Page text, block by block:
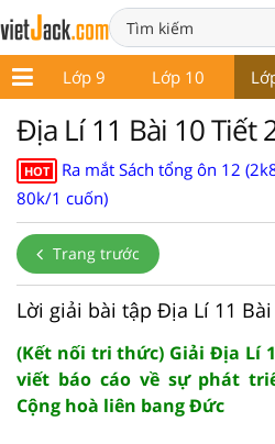
8 Lớp 9 Lớp 10
Địa Lí 11 Bài 10 Tiết
HOT
Ra mắt Sách tổng ôn 12
80k/1 cuốn)
Trang trước
Lời giải bài tập Địa Lí 11
(Kết nối tri thức) Giải Địa Lí
viết báo cáo về sự phát
Cộng hoà liên bang Đức